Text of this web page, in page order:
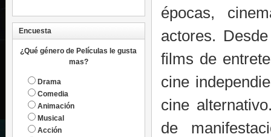
épocas,
actores.
films de
cine
cine
de
Encuesta
¿Qué género de Películas le gusta
mas?
Drama
Comedia
Animación
Musical
Acción